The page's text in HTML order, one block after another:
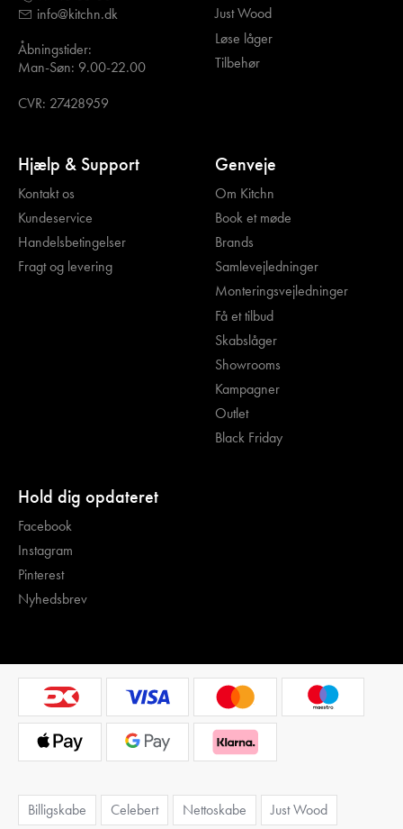
info@kitchn.dk
Åbningstider:
Man-Søn: 9.00-22.00
CVR: 27428959
Just Wood
Løse låger
Tilbehør
Hjælp & Support
Kontakt os
Kundeservice
Handelsbetingelser
Fragt og levering
Genveje
Om Kitchn
Book et møde
Brands
Samlevejledninger
Monteringsvejledninger
Få et tilbud
Skabslåger
Showrooms
Kampagner
Outlet
Black Friday
Hold dig opdateret
Facebook
Instagram
Pinterest
Nyhedsbrev
Billigskabe Celebert Nettoskabe Just Wood